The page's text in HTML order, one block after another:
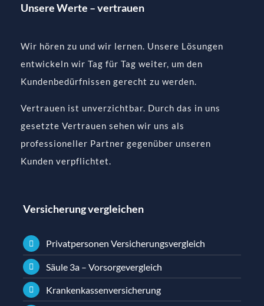
Unsere Werte – vertrauen
Wir hören zu und wir lernen. Unsere Lösungen
entwickeln wir Tag für Tag weiter, um den
Kundenbedürfnissen gerecht zu werden.
Vertrauen ist unverzichtbar. Durch das in uns
gesetzte Vertrauen sehen wir uns als
professioneller Partner gegenüber unseren
Kunden verpflichtet.
Versicherung vergleichen
Privatpersonen Versicherungsvergleich
Säule 3a – Vorsorgevergleich
Krankenkassenversicherung